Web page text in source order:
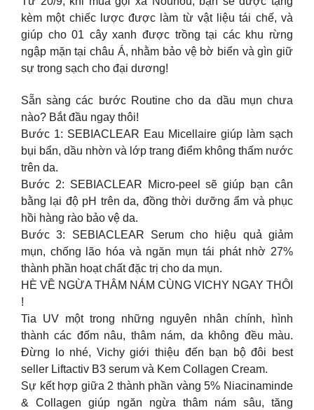
kèm một chiếc lược được làm từ vật liệu tái chế, và
giúp cho 01 cây xanh được trồng tại các khu rừng
ngập mặn tại châu Á, nhằm bảo vệ bờ biển và gìn giữ
sự trong sạch cho đại dương!
Sẵn sàng các bước Routine cho da dầu mụn chưa
nào? Bắt đầu ngay thôi!
Bước 1: SEBIACLEAR Eau Micellaire giúp làm sạch
bụi bẩn, dầu nhờn và lớp trang điểm không thấm nước
trên da.
Bước 2: SEBIACLEAR Micro-peel sẽ giúp bạn cân
bằng lại độ pH trên da, đồng thời dưỡng ẩm và phục
hồi hàng rào bảo vệ da.
Bước 3: SEBIACLEAR Serum cho hiệu quả giảm
mụn, chống lão hóa và ngăn mụn tái phát nhờ 27%
thành phần hoạt chất đặc trị cho da mụn.
HÈ VỀ NGỪA THÂM NÁM CÙNG VICHY NGAY THÔI
!
Tia UV một trong những nguyên nhân chính, hình
thành các đốm nâu, thâm nám, da không đều màu.
Đừng lo nhé, Vichy giới thiệu đến bạn bộ đôi best
seller Liftactiv B3 serum và Kem Collagen Cream.
Sự kết hợp giữa 2 thành phần vàng 5% Niacinaminde
& Collagen giúp ngăn ngừa thâm nám sâu, tăng